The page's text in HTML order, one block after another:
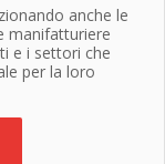
anche le
manifatturiere
e i settori che
per la loro